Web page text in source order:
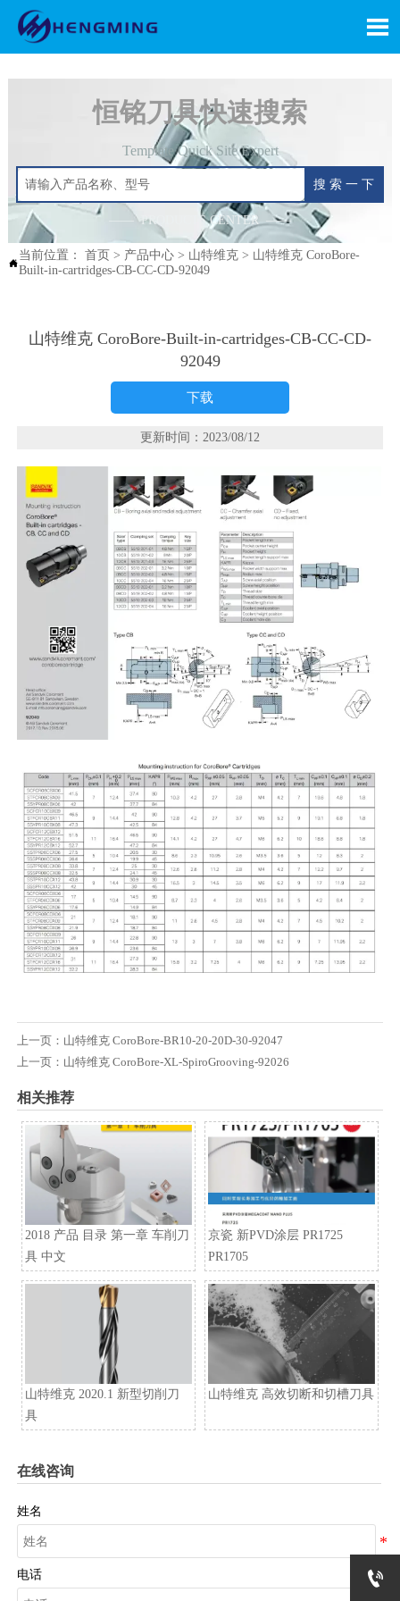

恒铭刀具快速搜索
Template Quick Site Expert
搜 索 一 下
—— PRODUCTS CENTER ——

当前位置： 首页 > 产品中心> 山特维克> 山特维克 CoroBore-
Built-in-cartridges-CB-CC-CD-92049
山特维克 CoroBore-Built-in-cartridges-CB-CC-CD-
92049
下载
更新时间：2023/08/12
上一页： 山特维克 CoroBore-BR10-20-20D-30-92047
上一页： 山特维克 CoroBore-XL-SpiroGrooving-92026
相关推荐
2018 产品 目录 第一章 车削刀
具 中文
京瓷 新PVD涂层 PR1725
PR1705
山特维克 2020.1 新型切削刀
具
山特维克 高效切断和切槽刀具
在线咨询
姓名
电话 